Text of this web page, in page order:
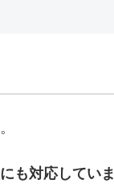
も対応していま